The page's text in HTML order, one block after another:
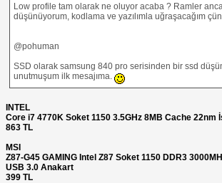
Low profile tam olarak ne oluyor acaba ? Ramler
düşünüyorum, kodlama ve yazılımla uğraşacağım
@pohuman
SSD olarak samsung 840 pro serisinden bir ssd
unutmuşum ilk mesajıma.
INTEL
Core i7 4770K Soket 1150 3.5GHz 8MB Cache 22nm
863 TL
MSI
Z87-G45 GAMING Intel Z87 Soket 1150 DDR3
USB 3.0 Anakart
399 TL